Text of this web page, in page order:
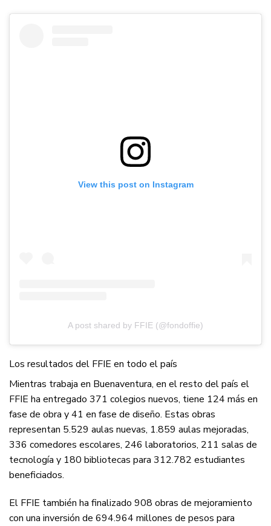
View this post on Instagram
A post shared by FFIE (@fondoffie)
Los resultados del FFIE en todo el país
Mientras trabaja en Buenaventura, en el resto del país el
FFIE ha entregado 371 colegios nuevos, tiene 124 más en
fase de obra y 41 en fase de diseño. Estas obras
representan 5.529 aulas nuevas, 1.859 aulas mejoradas,
336 comedores escolares, 246 laboratorios, 211 salas de
tecnología y 180 bibliotecas para 312.782 estudiantes
beneficiados.
El FFIE también ha finalizado 908 obras de mejoramiento
con una inversión de 694.964 millones de pesos para